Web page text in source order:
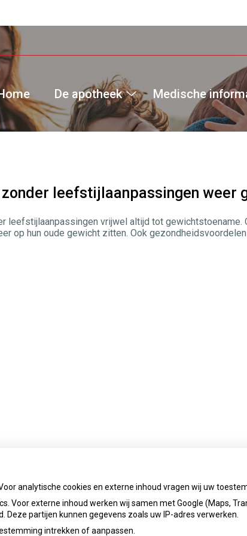
De apotheek
De
apotheek
Medische
leefstijlaanpassingen weer
leefstijlaanpassingen vrijwel altijd tot gewichtstoename.
op hun oude gewicht zitten. Ook
analytische cookies en externe inhoud vragen wij uw
Voor externe inhoud werken wij samen met Google (Maps,
partijen kunnen gegevens zoals uw IP-adres verwerken.
intrekken of aanpassen.